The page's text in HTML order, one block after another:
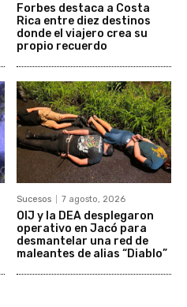
Forbes destaca a Costa
Rica entre diez destinos
donde el viajero crea su
propio recuerdo
Sucesos 7 agosto, 2026
OIJ y la DEA desplegaron
operativo en Jacó para
desmantelar una red de
maleantes de alias “Diablo”